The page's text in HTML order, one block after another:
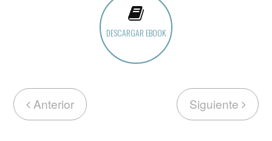
DESCARGAR EBOOK
Anterior Siguiente